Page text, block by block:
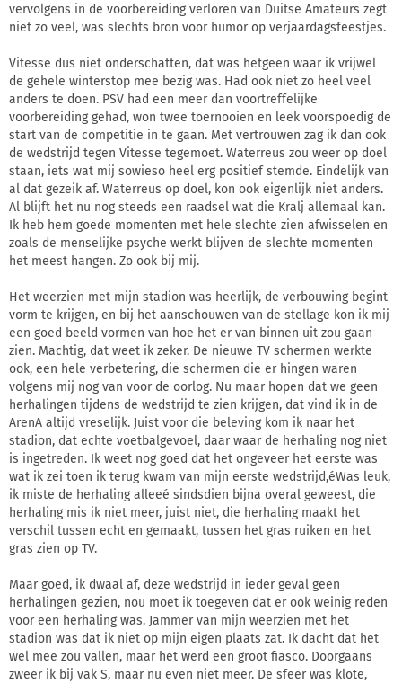
vervolgens in de voorbereiding verloren van Duitse Amateurs zegt
niet zo veel, was slechts bron voor humor op verjaardagsfeestjes.
Vitesse dus niet onderschatten, dat was hetgeen waar ik vrijwel
de gehele winterstop mee bezig was. Had ook niet zo heel veel
anders te doen. PSV had een meer dan voortreffelijke
voorbereiding gehad, won twee toernooien en leek voorspoedig de
start van de competitie in te gaan. Met vertrouwen zag ik dan ook
de wedstrijd tegen Vitesse tegemoet. Waterreus zou weer op doel
staan, iets wat mij sowieso heel erg positief stemde. Eindelijk van
al dat gezeik af. Waterreus op doel, kon ook eigenlijk niet anders.
Al blijft het nu nog steeds een raadsel wat die Kralj allemaal kan.
Ik heb hem goede momenten met hele slechte zien afwisselen en
zoals de menselijke psyche werkt blijven de slechte momenten
het meest hangen. Zo ook bij mij.
Het weerzien met mijn stadion was heerlijk, de verbouwing begint
vorm te krijgen, en bij het aanschouwen van de stellage kon ik mij
een goed beeld vormen van hoe het er van binnen uit zou gaan
zien. Machtig, dat weet ik zeker. De nieuwe TV schermen werkte
ook, een hele verbetering, die schermen die er hingen waren
volgens mij nog van voor de oorlog. Nu maar hopen dat we geen
herhalingen tijdens de wedstrijd te zien krijgen, dat vind ik in de
ArenA altijd vreselijk. Juist voor die beleving kom ik naar het
stadion, dat echte voetbalgevoel, daar waar de herhaling nog niet
is ingetreden. Ik weet nog goed dat het ongeveer het eerste was
wat ik zei toen ik terug kwam van mijn eerste wedstrijd,éWas leuk,
ik miste de herhaling alleeé sindsdien bijna overal geweest, die
herhaling mis ik niet meer, juist niet, die herhaling maakt het
verschil tussen echt en gemaakt, tussen het gras ruiken en het
gras zien op TV.
Maar goed, ik dwaal af, deze wedstrijd in ieder geval geen
herhalingen gezien, nou moet ik toegeven dat er ook weinig reden
voor een herhaling was. Jammer van mijn weerzien met het
stadion was dat ik niet op mijn eigen plaats zat. Ik dacht dat het
wel mee zou vallen, maar het werd een groot fiasco. Doorgaans
zweer ik bij vak S, maar nu even niet meer. De sfeer was klote,